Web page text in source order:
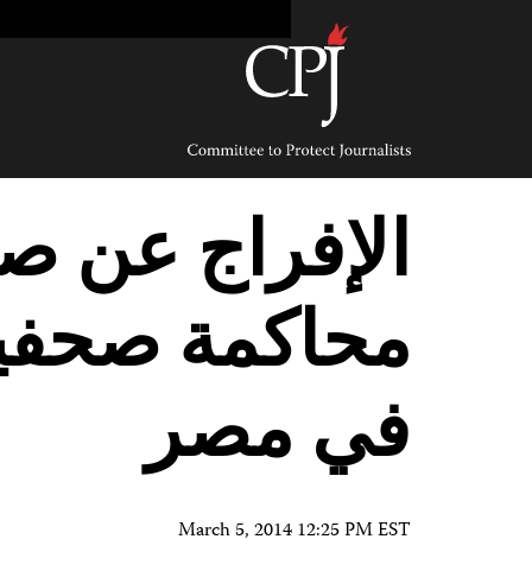
Committee
Protect
Journalists
الإفراج عن
محاكمة
في مصر
March 5, 2014 12:25 PM EST